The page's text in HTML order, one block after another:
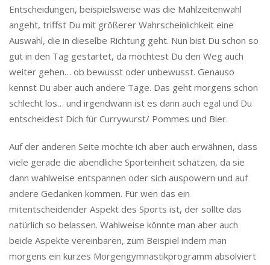
Entscheidungen, beispielsweise was die Mahlzeitenwahl
angeht, triffst Du mit größerer Wahrscheinlichkeit eine
Auswahl, die in dieselbe Richtung geht. Nun bist Du schon so
gut in den Tag gestartet, da möchtest Du den Weg auch
weiter gehen… ob bewusst oder unbewusst. Genauso
kennst Du aber auch andere Tage. Das geht morgens schon
schlecht los… und irgendwann ist es dann auch egal und Du
entscheidest Dich für Currywurst/ Pommes und Bier.
Auf der anderen Seite möchte ich aber auch erwähnen, dass
viele gerade die abendliche Sporteinheit schätzen, da sie
dann wahlweise entspannen oder sich auspowern und auf
andere Gedanken kommen. Für wen das ein
mitentscheidender Aspekt des Sports ist, der sollte das
natürlich so belassen. Wahlweise könnte man aber auch
beide Aspekte vereinbaren, zum Beispiel indem man
morgens ein kurzes Morgengymnastikprogramm absolviert